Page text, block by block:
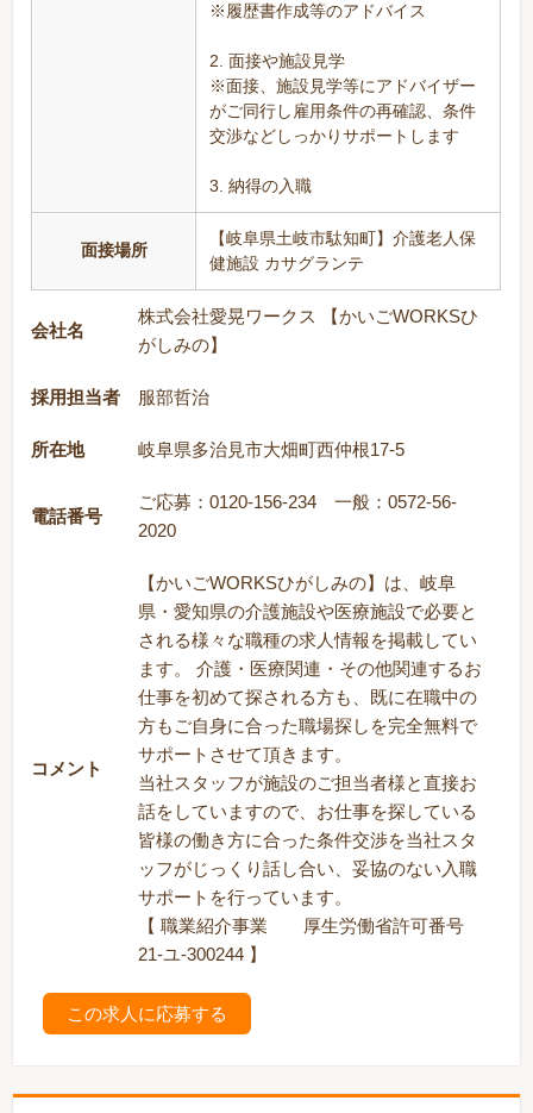
※履歴書作成等のアドバイス
2. 面接や施設見学
※面接、施設見学等にアドバイザー
がご同行し雇用条件の再確認、条件
交渉などしっかりサポートします
3. 納得の入職
面接場所
【岐阜県土岐市駄知町】介護老人保
健施設 カサグランテ
会社名
株式会社愛晃ワークス 【かいごWORKSひ
がしみの】
採用担当者 服部哲治
所在地 岐阜県多治見市大畑町西仲根17-5
電話番号
ご応募：0120-156-234 一般：0572-56-
2020
コメント
【かいごWORKSひがしみの】は、岐阜
県・愛知県の介護施設や医療施設で必要と
される様々な職種の求人情報を掲載してい
ます。 介護・医療関連・その他関連するお
仕事を初めて探される方も、既に在職中の
方もご自身に合った職場探しを完全無料で
サポートさせて頂きます。
当社スタッフが施設のご担当者様と直接お
話をしていますので、お仕事を探している
皆様の働き方に合った条件交渉を当社スタ
ッフがじっくり話し合い、妥協のない入職
サポートを行っています。
【 職業紹介事業 厚生労働省許可番号
21-ユ-300244 】
この求人に応募する